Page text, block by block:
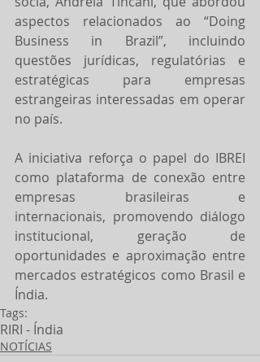
aspectos relacionados ao “Doing
Business in Brazil”, incluindo
questões jurídicas, regulatórias e
estratégicas para empresas
estrangeiras interessadas em operar
no país.
A iniciativa reforça o papel do IBREI
como plataforma de conexão entre
empresas brasileiras e
internacionais, promovendo diálogo
institucional, geração de
oportunidades e aproximação entre
mercados estratégicos como Brasil e
Índia.
Tags:
RIRI - Índia
NOTÍCIAS